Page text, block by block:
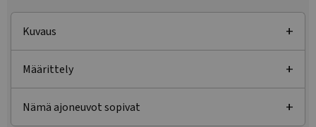
Kuvaus
Määrittely
Nämä ajoneuvot sopivat